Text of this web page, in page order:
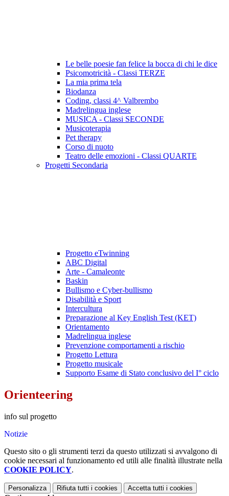
Le belle poesie fan felice la bocca di chi le dice
Psicomotricità - Classi TERZE
La mia prima tela
Biodanza
Coding, classi 4^ Valbrembo
Madrelingua inglese
MUSICA - Classi SECONDE
Musicoterapia
Pet therapy
Corso di nuoto
Teatro delle emozioni - Classi QUARTE
Progetti Secondaria
Progetto eTwinning
ABC Digital
Arte - Camaleonte
Baskin
Bullismo e Cyber-bullismo
Disabilità e Sport
Intercultura
Preparazione al Key English Test (KET)
Orientamento
Madrelingua inglese
Prevenzione comportamenti a rischio
Progetto Lettura
Progetto musicale
Supporto Esame di Stato conclusivo del I° ciclo
Orienteering
info sul progetto
Notizie
Questo sito o gli strumenti terzi da questo utilizzati si avvalgono di
cookie necessari al funzionamento ed utili alle finalità illustrate nella
COOKIE POLICY.
Personalizza Rifiuta tutti i cookies Accetta tutti i cookies